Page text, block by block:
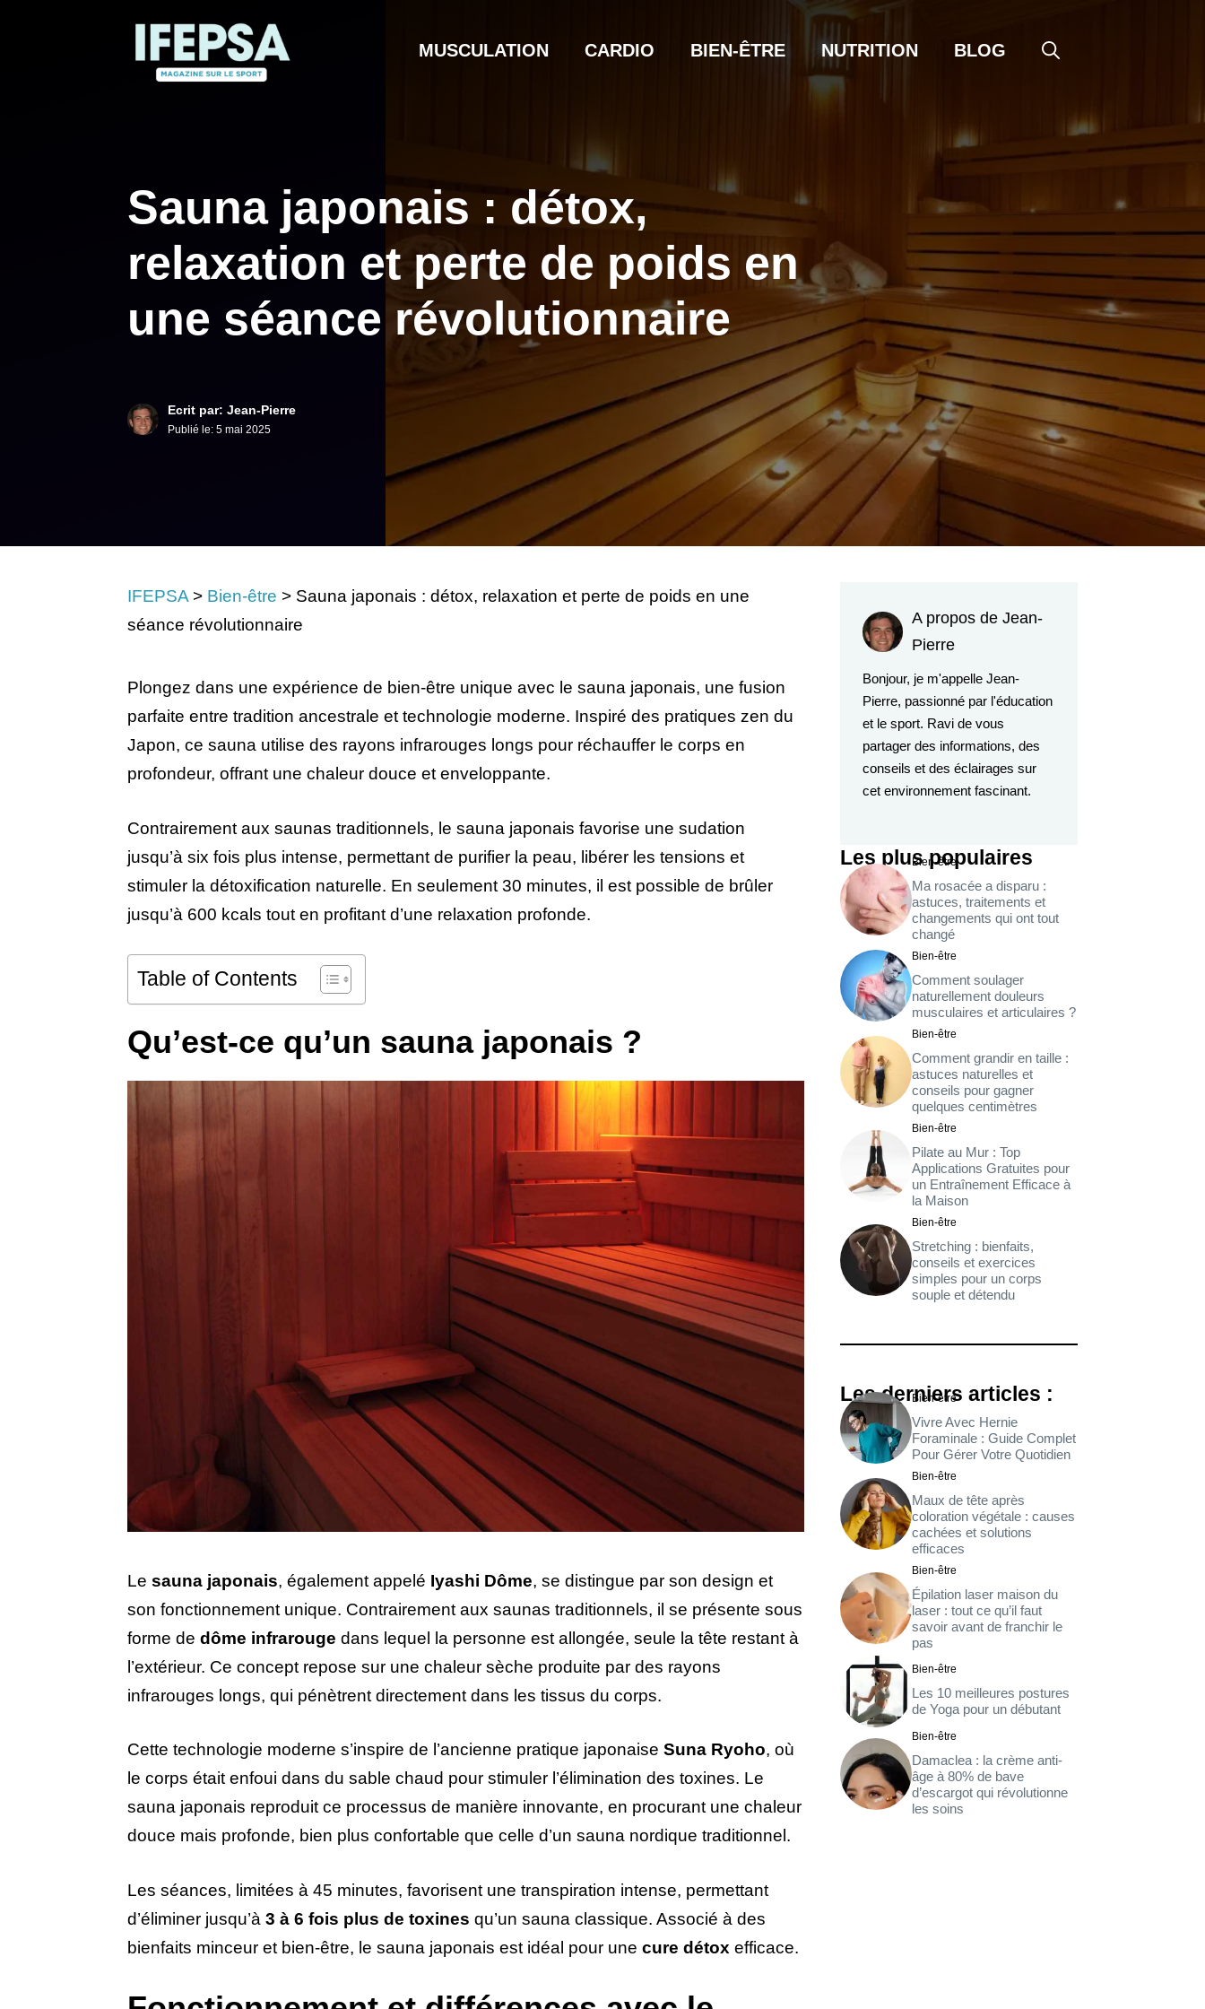
MUSCULATION CARDIO BIEN-ÊTRE NUTRITION BLOG
Sauna japonais : détox,
relaxation et perte de poids en
une séance révolutionnaire
Ecrit par: Jean-Pierre
Publié le: 5 mai 2025
IFEPSA > Bien-être > Sauna japonais : détox, relaxation et perte de poids en une
séance révolutionnaire
Plongez dans une expérience de bien-être unique avec le sauna japonais, une fusion
parfaite entre tradition ancestrale et technologie moderne. Inspiré des pratiques zen du
Japon, ce sauna utilise des rayons infrarouges longs pour réchauffer le corps en
profondeur, offrant une chaleur douce et enveloppante.
Contrairement aux saunas traditionnels, le sauna japonais favorise une sudation
jusqu’à six fois plus intense, permettant de purifier la peau, libérer les tensions et
stimuler la détoxification naturelle. En seulement 30 minutes, il est possible de brûler
jusqu’à 600 kcals tout en profitant d’une relaxation profonde.
Table of Contents
Qu’est-ce qu’un sauna japonais ?
Le sauna japonais, également appelé Iyashi Dôme, se distingue par son design et
son fonctionnement unique. Contrairement aux saunas traditionnels, il se présente sous
forme de dôme infrarouge dans lequel la personne est allongée, seule la tête restant à
l’extérieur. Ce concept repose sur une chaleur sèche produite par des rayons
infrarouges longs, qui pénètrent directement dans les tissus du corps.
Cette technologie moderne s’inspire de l’ancienne pratique japonaise Suna Ryoho, où
le corps était enfoui dans du sable chaud pour stimuler l’élimination des toxines. Le
sauna japonais reproduit ce processus de manière innovante, en procurant une chaleur
douce mais profonde, bien plus confortable que celle d’un sauna nordique traditionnel.
Les séances, limitées à 45 minutes, favorisent une transpiration intense, permettant
d’éliminer jusqu’à 3 à 6 fois plus de toxines qu’un sauna classique. Associé à des
bienfaits minceur et bien-être, le sauna japonais est idéal pour une cure détox efficace.
A propos de Jean-
Pierre
Bonjour, je m'appelle Jean-
Pierre, passionné par l'éducation
et le sport. Ravi de vous
partager des informations, des
conseils et des éclairages sur
cet environnement fascinant.
Les plus populaires
Bien-être
Ma rosacée a disparu :
astuces, traitements et
changements qui ont tout
changé
Bien-être
Comment soulager
naturellement douleurs
musculaires et articulaires ?
Bien-être
Comment grandir en taille :
astuces naturelles et
conseils pour gagner
quelques centimètres
Bien-être
Pilate au Mur : Top
Applications Gratuites pour
un Entraînement Efficace à
la Maison
Bien-être
Stretching : bienfaits,
conseils et exercices
simples pour un corps
souple et détendu
Les derniers articles :
Bien-être
Vivre Avec Hernie
Foraminale : Guide Complet
Pour Gérer Votre Quotidien
Bien-être
Maux de tête après
coloration végétale : causes
cachées et solutions
efficaces
Bien-être
Épilation laser maison du
laser : tout ce qu’il faut
savoir avant de franchir le
pas
Bien-être
Les 10 meilleures postures
de Yoga pour un débutant
Bien-être
Damaclea : la crème anti-
âge à 80% de bave
d’escargot qui révolutionne
les soins